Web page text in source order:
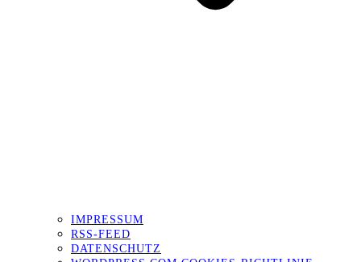
IMPRESSUM
RSS-FEED
DATENSCHUTZ